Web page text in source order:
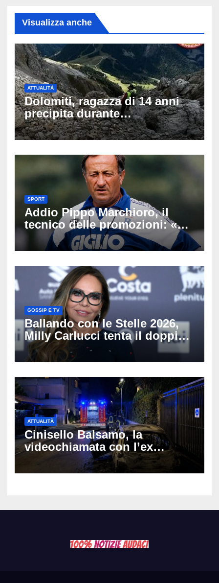
Visualizza anche
ATTUALITÀ
Dolomiti, ragazza di 14 anni
precipita durante
un’escursione: tragedia sul
Latemar davanti alla famiglia
SPORT
Addio Pippo Marchioro, il
tecnico delle promozioni: «Ha
scritto pagine indimenticabili
del nostro calcio»
GOSSIP E TV
Ballando con le Stelle 2026,
Milly Carlucci tenta il doppio
colpo: tra i papabili Ornella
Muti e Monica Guerritore
ATTUALITÀ
Cinisello Balsamo, la
videochiamata con l’ex
fidanzata e il dramma: 35enne
lotta tra la vita e la morte